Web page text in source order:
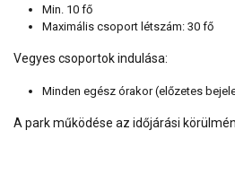
Min. 10 fő
Maximális csoport létszám: 30 fő
Vegyes csoportok indulása:
Minden egész órakor (előzetes
A park működése az időjárási